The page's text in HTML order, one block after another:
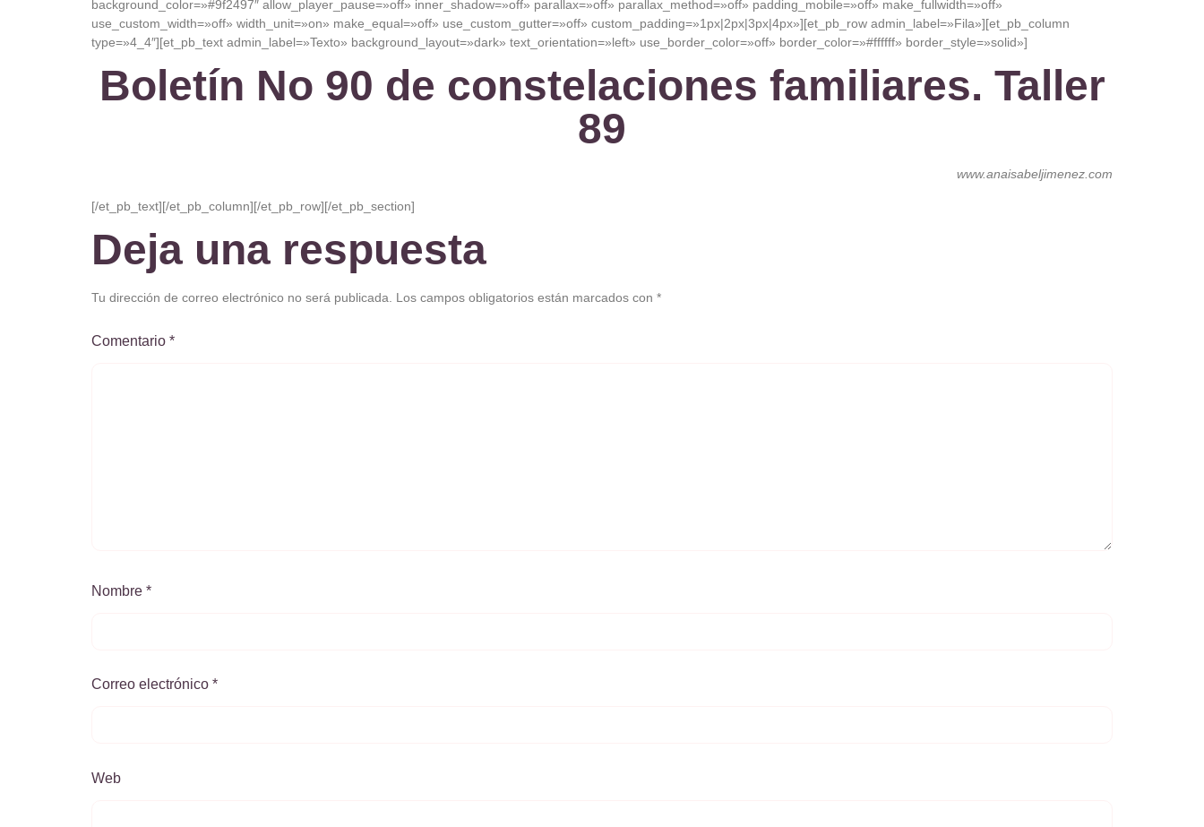
background_color=»#9f2497″ allow_player_pause=»off» inner_shadow=»off» parallax=»off» parallax_method=»off» padding_mobile=»off» make_fullwidth=»off»
use_custom_width=»off» width_unit=»on» make_equal=»off» use_custom_gutter=»off» custom_padding=»1px|2px|3px|4px»][et_pb_row admin_label=»Fila»][et_pb_column
type=»4_4″][et_pb_text admin_label=»Texto» background_layout=»dark» text_orientation=»left» use_border_color=»off» border_color=»#ffffff» border_style=»solid»]
Boletín No 90 de constelaciones familiares. Taller
89
www.anaisabeljimenez.com
[/et_pb_text][/et_pb_column][/et_pb_row][/et_pb_section]
Deja una respuesta
Tu dirección de correo electrónico no será publicada. Los campos obligatorios están marcados con *
Comentario *
Nombre *
Correo electrónico *
Web